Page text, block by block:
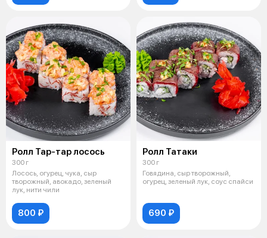
Ролл Тар-тар лосось
300 г
Лосось, огурец, чука, сыр
творожный, авокадо, зеленый
лук, нити чили
800 ₽
Ролл Татаки
300 г
Говядина, сыр творожный,
огурец, зеленый лук, соус спайси
690 ₽